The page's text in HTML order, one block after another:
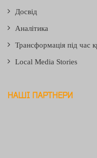
Досвід
Аналітика
Трансформація під час
Local Media Stories
НАШІ ПАРТНЕРИ